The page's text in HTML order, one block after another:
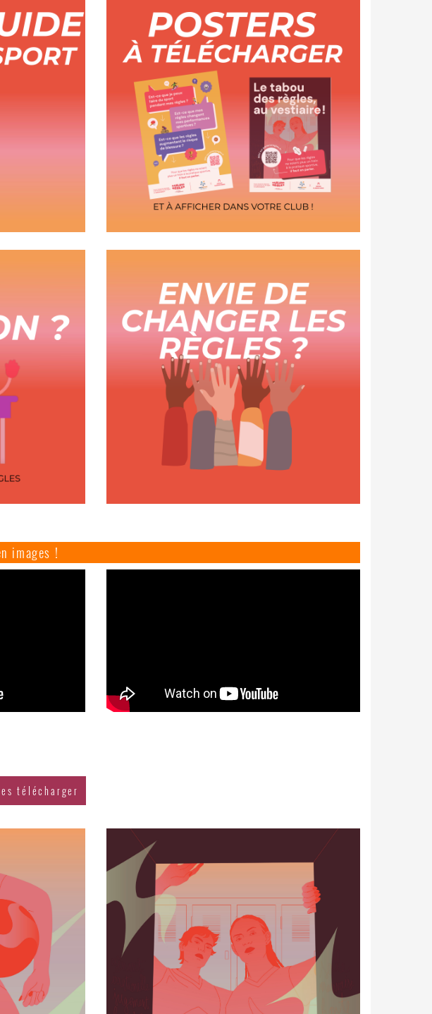
règles
pour rendre votre club
encore plus règles-friendly!
!
Pour toute information, contactez
images !
télécharger